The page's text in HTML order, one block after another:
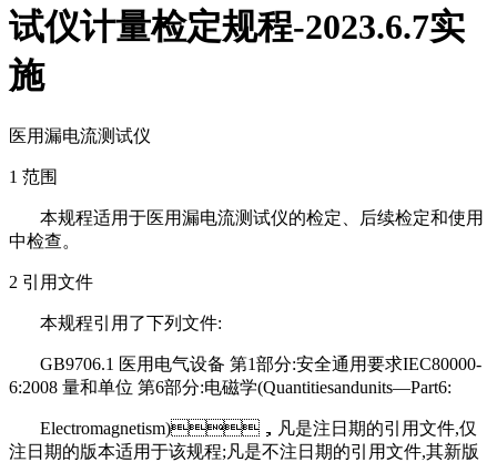
试仪计量检定规程-2023.6.7实
施
医用漏电流测试仪
1 范围
本规程适用于医用漏电流测试仪的检定、后续检定和使用
中检查。
2 引用文件
本规程引用了下列文件:
GB9706.1 医用电气设备 第1部分:安全通用要求IEC80000-
6:2008 量和单位 第6部分:电磁学(Quantitiesandunits—Part6:
Electromagnetism)， 凡是注日期的引用文件,仅
注日期的版本适用于该规程;凡是不注日期的引用文件,其新版